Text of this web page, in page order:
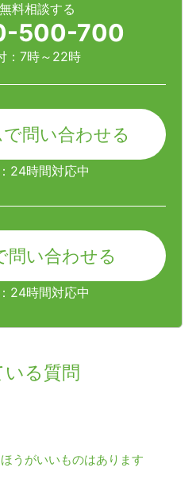
料相談する
500-700
：7時～22時
問い合わせる
24時間対応中
問い合わせる
24時間対応中
る質問
うがいいものはあります